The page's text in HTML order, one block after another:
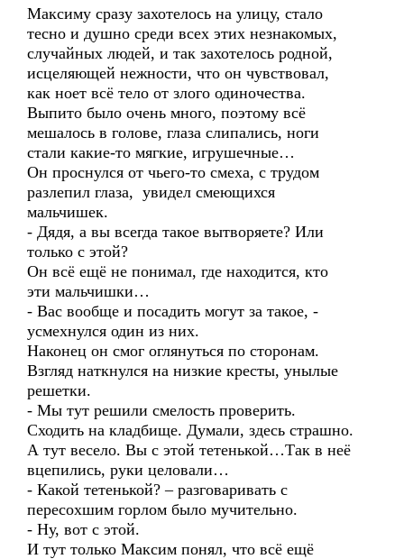
Максиму сразу захотелось на улицу, стало
тесно и душно среди всех этих незнакомых,
случайных людей, и так захотелось родной,
исцеляющей нежности, что он чувствовал,
как ноет всё тело от злого одиночества.
Выпито было очень много, поэтому всё
мешалось в голове, глаза слипались, ноги
стали какие-то мягкие, игрушечные…
Он проснулся от чьего-то смеха, с трудом
разлепил глаза, увидел смеющихся
мальчишек.
- Дядя, а вы всегда такое вытворяете? Или
только с этой?
Он всё ещё не понимал, где находится, кто
эти мальчишки…
- Вас вообще и посадить могут за такое, -
усмехнулся один из них.
Наконец он смог оглянуться по сторонам.
Взгляд наткнулся на низкие кресты, унылые
решетки.
- Мы тут решили смелость проверить.
Сходить на кладбище. Думали, здесь страшно.
А тут весело. Вы с этой тетенькой…Так в неё
вцепились, руки целовали…
- Какой тетенькой? – разговаривать с
пересохшим горлом было мучительно.
- Ну, вот с этой.
И тут только Максим понял, что всё ещё